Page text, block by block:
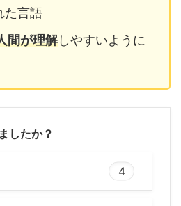
た言語
間が理解しやすいように
したか？
4